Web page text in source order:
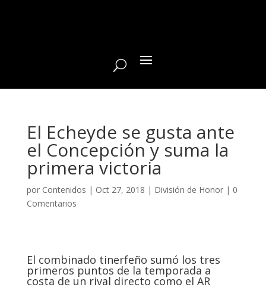
El Echeyde se gusta ante
el Concepción y suma la
primera victoria
por Contenidos | Oct 27, 2018 | División de Honor| 0
Comentarios
El combinado tinerfeño sumó los tres
primeros puntos de la temporada a
costa de un rival directo como el AR